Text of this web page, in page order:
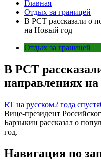
Главная
Отдых за границей
В РСТ рассказали о
на Новый год
Отдых за границей
В РСТ
направлениях
RT на русском2 года спустя
Вице-президент
Барзыкин рассказал о
год.
Навигация по